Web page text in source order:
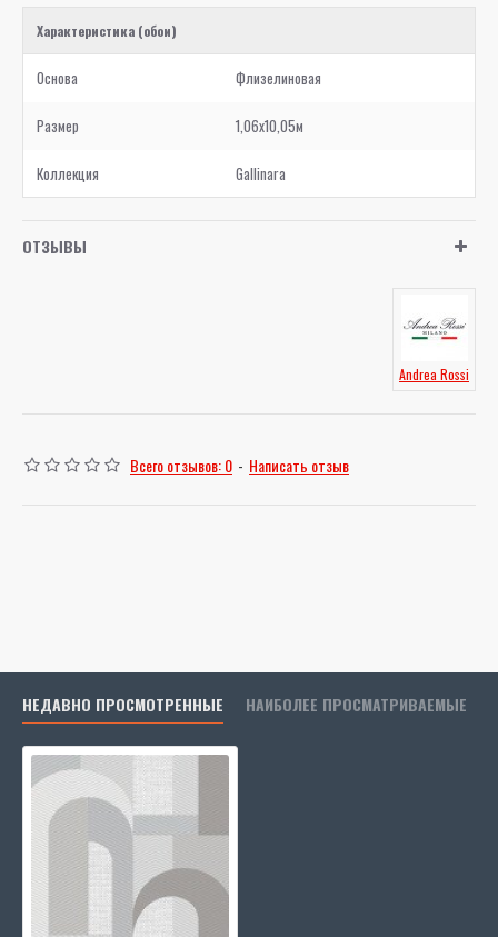
Характеристика (обои)
Основа Флизелиновая
Размер 1,06x10,05м
Коллекция Gallinara
ОТЗЫВЫ
Andrea Rossi
Всего отзывов: 0 - Написать отзыв
НЕДАВНО ПРОСМОТРЕННЫЕ НАИБОЛЕЕ ПРОСМАТРИВАЕМЫЕ